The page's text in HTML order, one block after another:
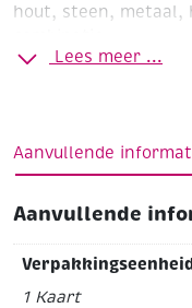
hout, steen, metaal,
Lees meer ...
Aanvullende
Aanvullende
1 Kaart